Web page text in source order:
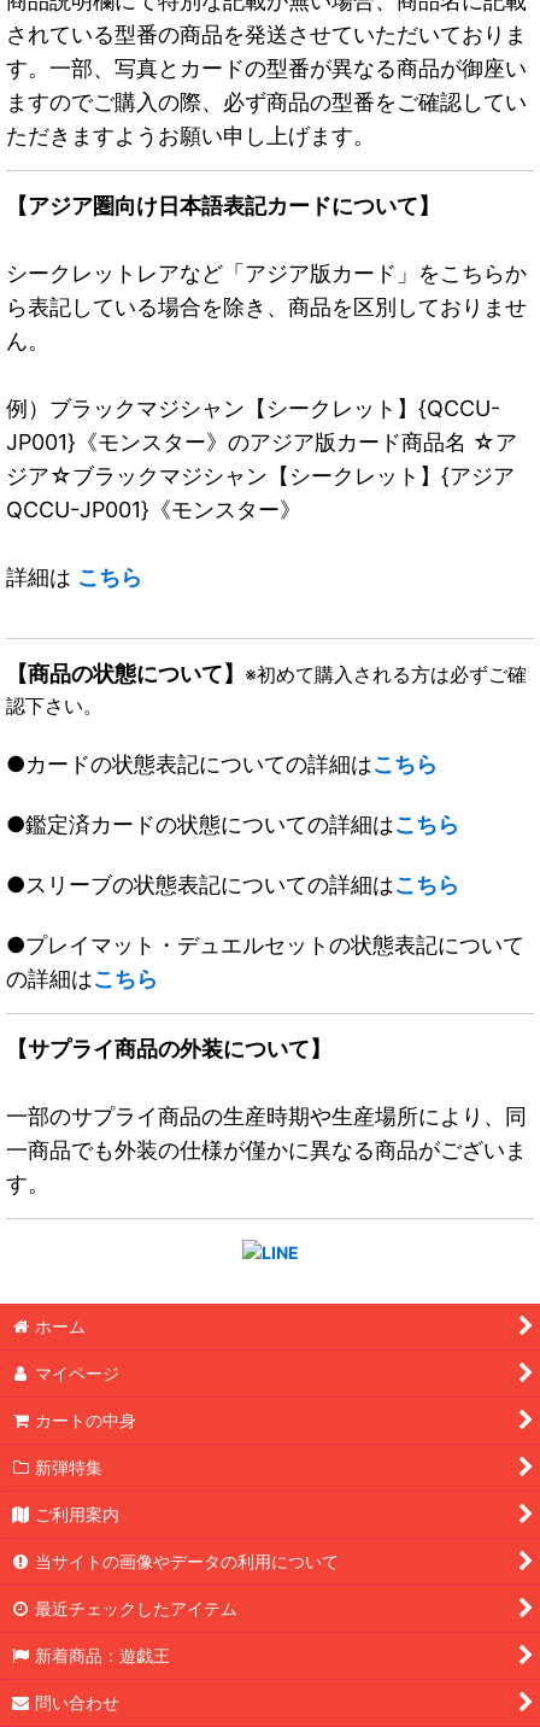
されている型番の商品を発送させていただいておりま
す。一部、写真とカードの型番が異なる商品が御座い
ますのでご購入の際、必ず商品の型番をご確認してい
ただきますようお願い申し上げます。
【アジア圏向け日本語表記カードについて】
シークレットレアなど「アジア版カード」をこちらか
ら表記している場合を除き、商品を区別しておりませ
ん。
例）ブラックマジシャン【シークレット】{QCCU-
JP001}《モンスター》のアジア版カード商品名 ☆ア
ジア☆ブラックマジシャン【シークレット】{アジア
QCCU-JP001}《モンスター》
詳細は こちら
【商品の状態について】 ※初めて購入される方は必ずご確
認下さい。
●カードの状態表記についての詳細はこちら
●鑑定済カードの状態についての詳細はこちら
●スリーブの状態表記についての詳細はこちら
●プレイマット・デュエルセットの状態表記について
の詳細はこちら
【サプライ商品の外装について】
一部のサプライ商品の生産時期や生産場所により、同
一商品でも外装の仕様が僅かに異なる商品がございま
す。
ホーム
マイページ
カートの中身
新弾特集
ご利用案内
当サイトの画像やデータの利用について
最近チェックしたアイテム
新着商品：遊戯王
問い合わせ